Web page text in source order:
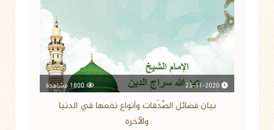
1800 مشاهدة
بيان فضائل الصَّدَقات وأنواع نفعها في الدنيا
والآخرة